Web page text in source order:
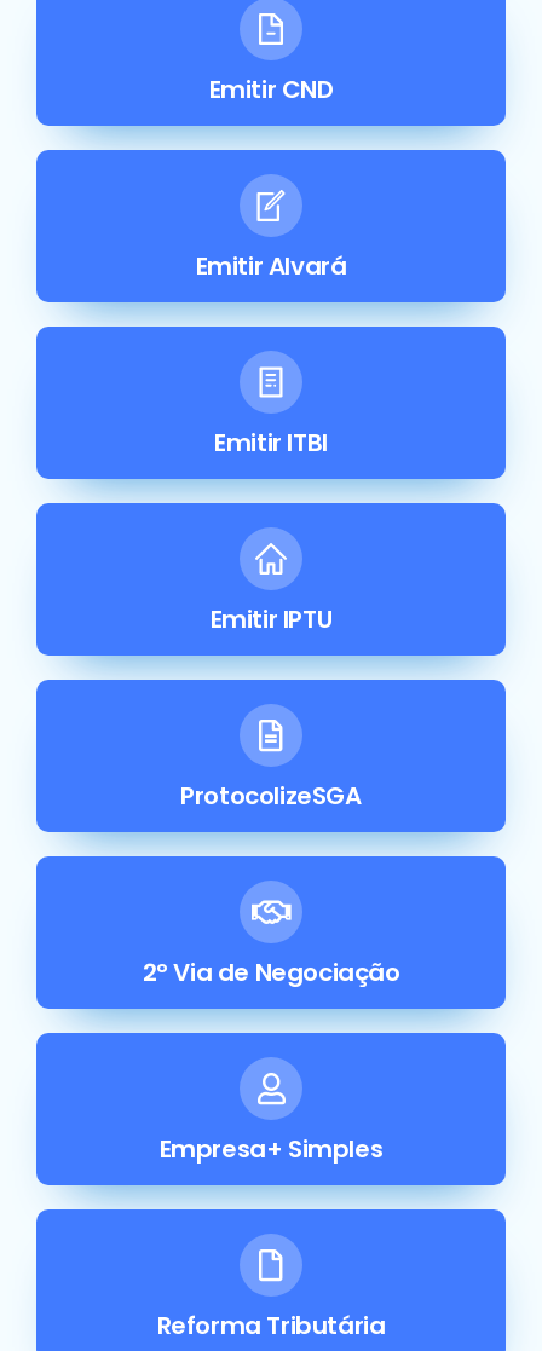
Emitir CND
Emitir Alvará
Emitir ITBI
Emitir IPTU
ProtocolizeSGA
2° Via de Negociação
Empresa+ Simples
Reforma Tributária